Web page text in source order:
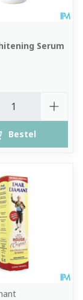
Serum
Bestel